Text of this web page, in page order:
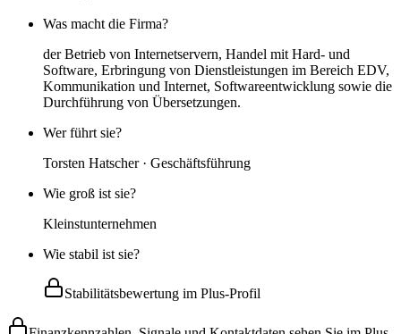
Was macht die Firma?
der Betrieb von Internetservern, Handel mit Hard- und
Software, Erbringung von Dienstleistungen im Bereich EDV,
Kommunikation und Internet, Softwareentwicklung sowie die
Durchführung von Übersetzungen.
Wer führt sie?
Torsten Hatscher · Geschäftsführung
Wie groß ist sie?
Kleinstunternehmen
Wie stabil ist sie?
Stabilitätsbewertung im Plus-Profil